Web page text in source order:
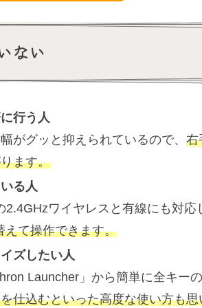
ない
行う人
がグッと抑えられているので、 右
ます。
る人
ワイヤレスと有線にも対応
えて操作できます。
ズしたい人
Launcher」から簡単に全キー
仕込むといった高度な使い方も